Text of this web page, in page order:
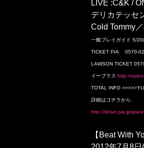
LIVE :C&K /
デリカテッセ
Cold Tommy
一般プレイガイド 5/
TICKET PIA 0570-
LAWSON TICKET
イープラス http://
TOTAL INFO
詳細はコチラから
http://ticket.pia.jp/pia/
【Beat With